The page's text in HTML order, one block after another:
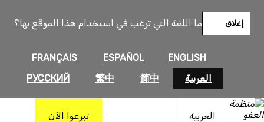
ما اللغة التي ترغب في استخدام هذا الموقع بها؟
ENGLISH
ESPAÑOL
FRANÇAIS
العربية
简中
繁中
РУССКИЙ
إغلاق
العربية تبرعوا الآن
المحتوى